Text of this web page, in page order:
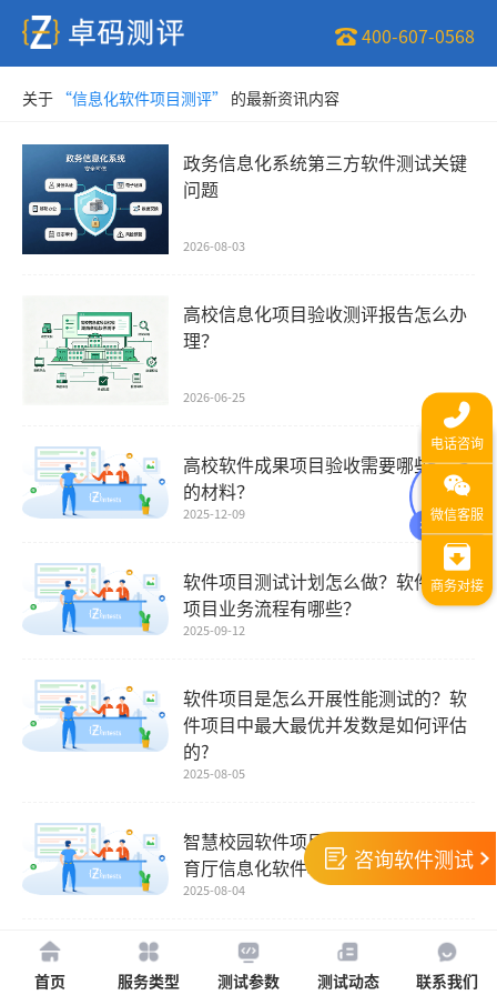
400-607-0568
关于 “信息化软件项目测评” 的最新资讯内容
政务信息化系统第三方软件测试关键
问题
2026-08-03
高校信息化项目验收测评报告怎么办
理？
2026-06-25
高校软件成果项目验收需要哪些必要
的材料？
2025-12-09
软件项目测试计划怎么做？软件测试
项目业务流程有哪些？
2025-09-12
软件项目是怎么开展性能测试的？软
件项目中最大最优并发数是如何评估
的?
2025-08-05
智慧校园软件项目验收标准之省级教
育厅信息化软件项目的CMA测试要求
2025-08-04
1
咨询软件测试
首页 服务类型 测试参数 测试动态 联系我们